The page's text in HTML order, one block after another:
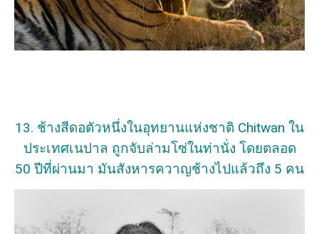
13. ช้างสีดอตัวหนึ่งในอุทยานแห่งชาติ Chitwan ใน
ประเทศเนปาล ถูกจับล่ามโซ่ในท่านั่ง โดยตลอด
50 ปีที่ผ่านมา มันสังหารควาญช้างไปแล้วถึง 5 คน